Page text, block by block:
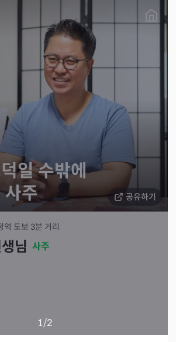
공유하기
일 수밖에
사주
역 도보 3분 거리
님 사주
1/2